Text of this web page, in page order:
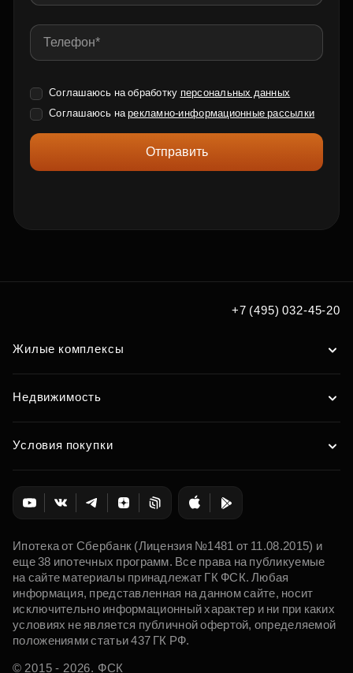
Соглашаюсь на обработку персональных данных
Соглашаюсь нарекламно-информационные рассылки
Отправить
+7 (495) 032-45-20
Жилые комплексы
Недвижимость
Условия покупки
Ипотека от Сбербанк (Лицензия №1481 от 11.08.2015) и
еще 38 ипотечных программ. Все права на публикуемые
на сайте материалы принадлежат ГК ФСК. Любая
информация, представленная на данном сайте, носит
исключительно информационный характер и ни при каких
условиях не является публичной офертой, определяемой
положениями статьи 437 ГК РФ.
© 2015 - 2026. ФСК